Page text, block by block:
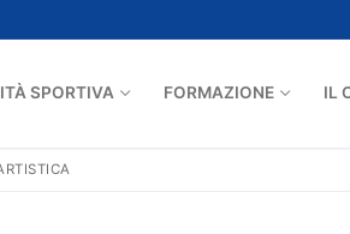
SPORTIVA FORMAZIONE IL